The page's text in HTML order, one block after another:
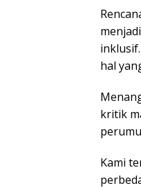
hal
kritik
Kami